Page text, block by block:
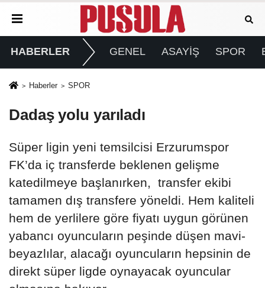
HABERLER GENEL ASAYİŞ SPOR
Haberler SPOR
Dadaş yolu yarıladı
Süper ligin yeni temsilcisi Erzurumspor
FK’da iç transferde beklenen gelişme
katedilmeye başlanırken, transfer ekibi
tamamen dış transfere yöneldi. Hem kaliteli
hem de yerlilere göre fiyatı uygun görünen
yabancı oyuncuların peşinde düşen mavi-
beyazlılar, alacağı oyuncuların hepsinin de
direkt süper ligde oynayacak oyuncular